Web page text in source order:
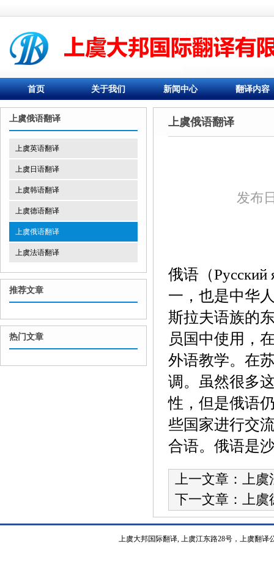
首页 关于我们 新闻中心 翻译内容
上虞俄语翻译
上虞英语翻译
上虞日语翻译
上虞韩语翻译
上虞德语翻译
上虞俄语翻译
上虞法语翻译
推荐文章
热门文章
上虞俄语翻译
发布
俄语（
一，也是中华
斯拉夫语族的
员国中使用，
外语教学。在
调。虽然很多
性，但是俄语
些国家进行交
合语。俄语是
上一文章： 上虞
下一文章： 上虞
上虞大邦国际翻译, 上虞江东路28号，上虞翻译